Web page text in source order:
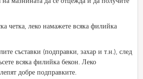
четка, леко намажете всяка филийка
съставки (подправки, захар и т.н.), след
всяка филийка бекон. Леко
добре подправките.